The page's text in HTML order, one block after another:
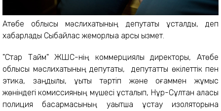
Ақтөбе облысы мәслихатының депутаты ұсталды, деп
хабарлады Сыбайлас жемқорлыққа қарсы қызмет.
"Стар Тайм" ЖШС-нің коммерциялық директоры, Ақтөбе
облысы мәслихатының депутаты, депутаттық өкілеттік пен
этика, заңдылық, құқықтық тәртіп және қоғаммен жұмыс
жөніндегі комиссияның мүшесі ұсталып, Нұр-Сұлтан қаласы
полиция басқармасының уақытша ұстау изоляторына